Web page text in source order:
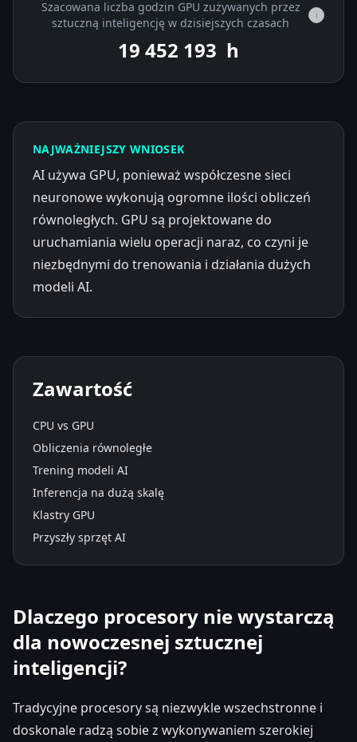
Szacowana liczba godzin GPU zużywanych przez
sztuczną inteligencję w dzisiejszych czasach
i
19 452 944 h
NAJWAŻNIEJSZY WNIOSEK
AI używa GPU, ponieważ współczesne sieci
neuronowe wykonują ogromne ilości obliczeń
równoległych. GPU są projektowane do
uruchamiania wielu operacji naraz, co czyni je
niezbędnymi do trenowania i działania dużych
modeli AI.
Zawartość
CPU vs GPU
Obliczenia równoległe
Trening modeli AI
Inferencja na dużą skalę
Klastry GPU
Przyszły sprzęt AI
Dlaczego procesory nie wystarczą
dla nowoczesnej sztucznej
inteligencji?
Tradycyjne procesory są niezwykle wszechstronne i
doskonale radzą sobie z wykonywaniem szerokiej